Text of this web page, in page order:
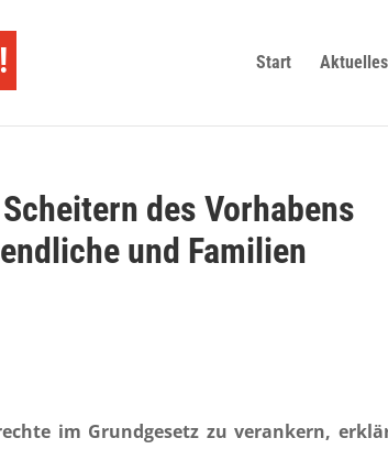
Start Aktuelles
des Vorhabens
und Familien
im Grundgesetz zu verankern,